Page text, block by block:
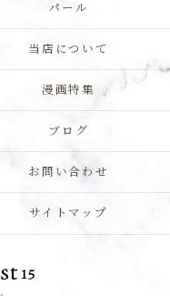
パール
当店について
漫画特集
ブログ
お問い合わせ
サイトマップ